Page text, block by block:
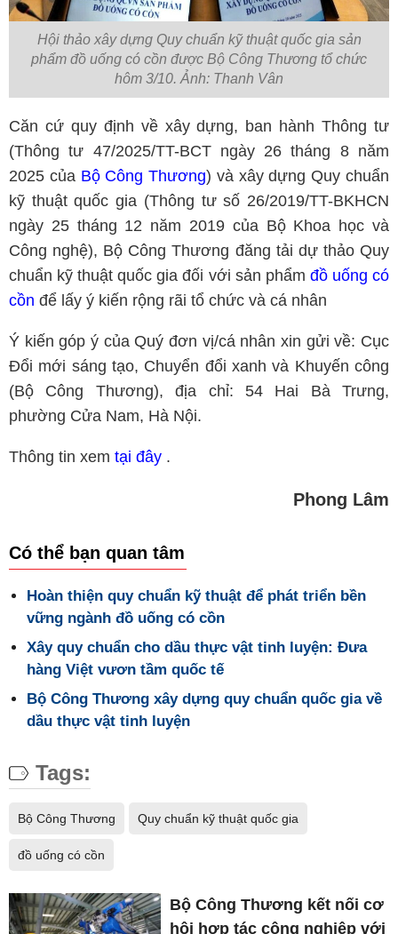
Hội thảo xây dựng Quy chuẩn kỹ thuật quốc gia sản
phẩm đồ uống có cồn được Bộ Công Thương tổ chức
hôm 3/10. Ảnh: Thanh Vân
Căn cứ quy định về xây dựng, ban hành Thông tư
(Thông tư 47/2025/TT-BCT ngày 26 tháng 8 năm
2025 của Bộ Công Thương) và xây dựng Quy chuẩn
kỹ thuật quốc gia (Thông tư số 26/2019/TT-BKHCN
ngày 25 tháng 12 năm 2019 của Bộ Khoa học và
Công nghệ), Bộ Công Thương đăng tải dự thảo Quy
chuẩn kỹ thuật quốc gia đối với sản phẩm đồ uống có
cồn để lấy ý kiến rộng rãi tổ chức và cá nhân
Ý kiến góp ý của Quý đơn vị/cá nhân xin gửi về: Cục
Đổi mới sáng tạo, Chuyển đổi xanh và Khuyến công
(Bộ Công Thương), địa chỉ: 54 Hai Bà Trưng,
phường Cửa Nam, Hà Nội.
Thông tin xem tại đây .
Phong Lâm
Có thể bạn quan tâm
Hoàn thiện quy chuẩn kỹ thuật để phát triển bền
vững ngành đồ uống có cồn
Xây quy chuẩn cho dầu thực vật tinh luyện: Đưa
hàng Việt vươn tầm quốc tế
Bộ Công Thương xây dựng quy chuẩn quốc gia về
dầu thực vật tinh luyện
Tags:
Bộ Công Thương Quy chuẩn kỹ thuật quốc gia
đồ uống có cồn
Bộ Công Thương kết nối cơ
hội hợp tác công nghiệp với